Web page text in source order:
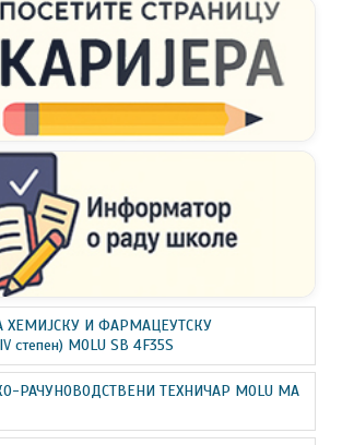
ХЕМИЈСКУ И ФАРМАЦЕУТСКУ
степен) MOLU SB 4F35S
РАЧУНОВОДСТВЕНИ ТЕХНИЧАР MOLU MA